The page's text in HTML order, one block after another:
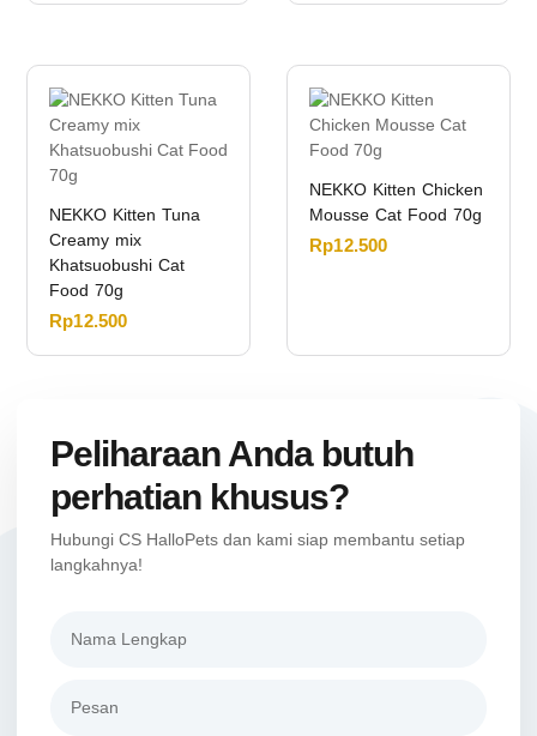
NEKKO Kitten Tuna
Creamy mix
Khatsuobushi Cat
Food 70g
Rp12.500
NEKKO Kitten Chicken
Mousse Cat Food 70g
Rp12.500
Peliharaan Anda butuh
perhatian khusus?
Hubungi CS HalloPets dan kami siap membantu setiap
langkahnya!